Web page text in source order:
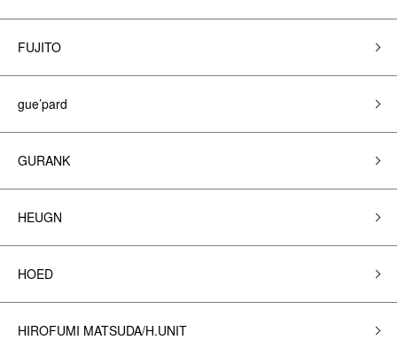
FUJITO
gue’pard
GURANK
HEUGN
HOED
HIROFUMI MATSUDA/H.UNIT